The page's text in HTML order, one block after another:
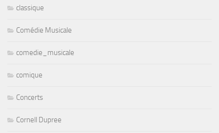
classique
Comédie Musicale
comedie_musicale
comique
Concerts
Cornell Dupree